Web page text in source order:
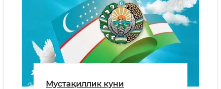
Мустақиллик куни